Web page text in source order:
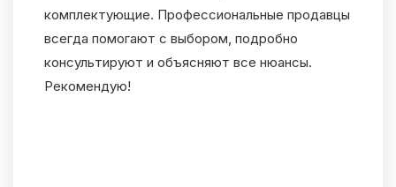
комплектующие. Профессиональные продавцы
всегда помогают с выбором, подробно
консультируют и объясняют все нюансы.
Рекомендую!